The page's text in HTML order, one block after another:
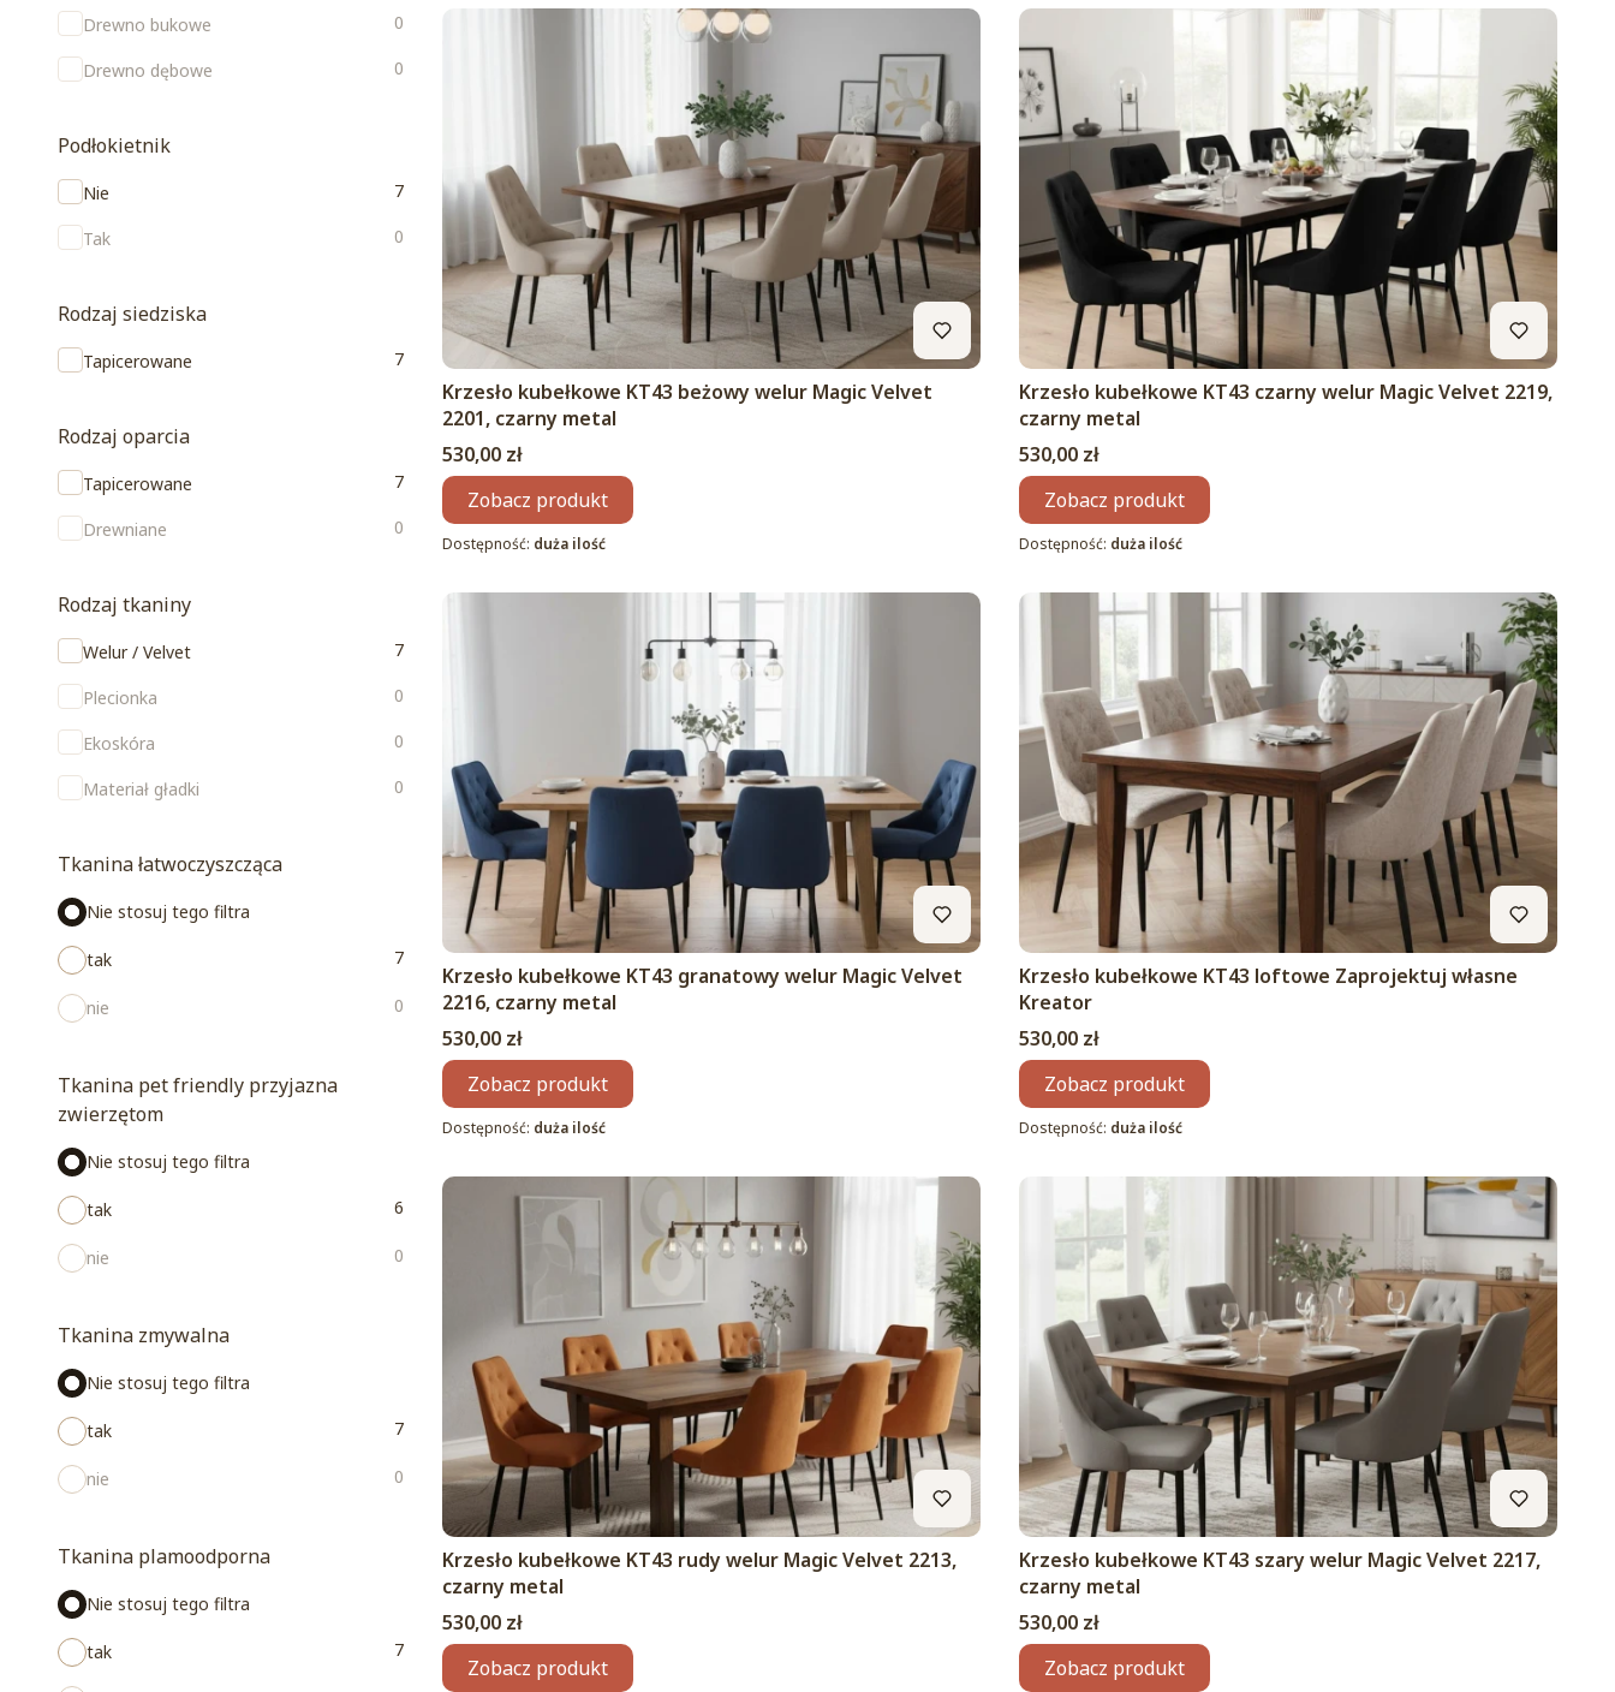
Drewno bukowe 0
Drewno dębowe 0
Podłokietnik
Podłokietnik
Nie 7
Tak 0
Rodzaj siedziska
Rodzaj siedziska
Tapicerowane 7
Rodzaj oparcia
Rodzaj oparcia
Tapicerowane 7
Drewniane 0
Rodzaj tkaniny
Rodzaj tkaniny
Welur / Velvet 7
Plecionka 0
Ekoskóra 0
Materiał gładki 0
Tkanina łatwoczyszcząca
Nie stosuj tego filtra
tak 7
nie 0
Tkanina pet friendly przyjazna
zwierzętom
Nie stosuj tego filtra
tak 6
nie 0
Tkanina zmywalna
Nie stosuj tego filtra
tak 7
nie 0
Tkanina plamoodporna
Nie stosuj tego filtra
tak 7
Krzesło kubełkowe KT43 beżowy welur Magic Velvet
2201, czarny metal
Cena
530,00 zł
Zobacz produkt
Dostępność: duża ilość
Krzesło kubełkowe KT43 czarny welur Magic Velvet 2219,
czarny metal
Cena
530,00 zł
Zobacz produkt
Dostępność: duża ilość
Krzesło kubełkowe KT43 granatowy welur Magic Velvet
2216, czarny metal
Cena
530,00 zł
Zobacz produkt
Dostępność: duża ilość
Krzesło kubełkowe KT43 loftowe Zaprojektuj własne
Kreator
Cena
530,00 zł
Zobacz produkt
Dostępność: duża ilość
Krzesło kubełkowe KT43 rudy welur Magic Velvet 2213,
czarny metal
Cena
530,00 zł
Zobacz produkt
Krzesło kubełkowe KT43 szary welur Magic Velvet 2217,
czarny metal
Cena
530,00 zł
Zobacz produkt